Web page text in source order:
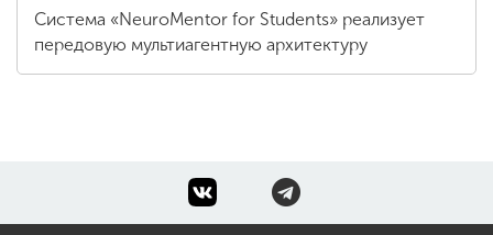
Система «NeuroMentor for Students» реализует
передовую мультиагентную архитектуру